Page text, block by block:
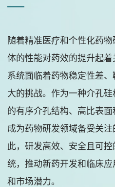
随着精准医疗和个性化药
体的性能对药效的提升起
系统面临着药物稳定性差
大的挑战。作为一种介孔
的有序介孔结构、高比表面
成为药物研发领域备受关
此，研发高效、安全且可
统，推动新药开发和临床
和市场潜力。